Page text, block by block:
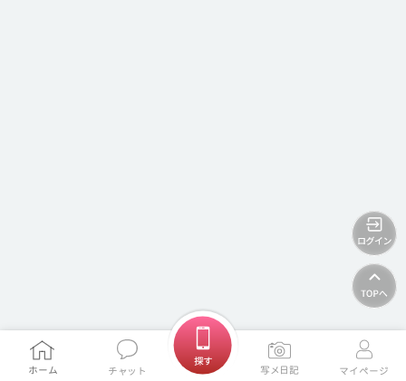
ホームに戻る
ホーム チャット
探す
写メ日記 マイページ